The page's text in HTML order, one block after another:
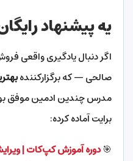
یه پیشنهاد
اگر دنبال یادگیری واقعی
صالحی — که برگزارکننده
مدرس چندین ادمین موفق
برایت آماده کرده:
🎯دوره آموزش کپ‌کات |